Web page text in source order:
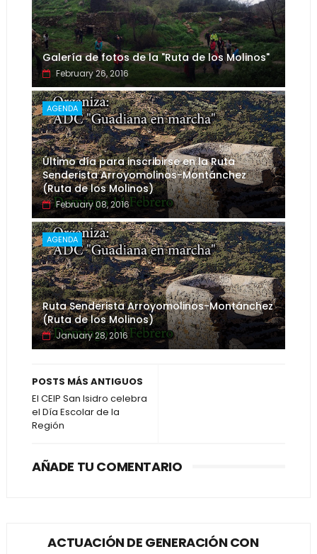
Galería de fotos de la "Ruta de los Molinos"
February 26, 2016
AGENDA
Último día para inscribirse en la Ruta
Senderista Arroyomolinos-Montánchez
(Ruta de los Molinos)
February 08, 2016
AGENDA
Ruta Senderista Arroyomolinos-Montánchez
(Ruta de los Molinos)
January 28, 2016
POSTS MÁS ANTIGUOS
El CEIP San Isidro celebra
el Día Escolar de la
Región
AÑADE TU COMENTARIO
ACTUACIÓN DE GENERACIÓN CON